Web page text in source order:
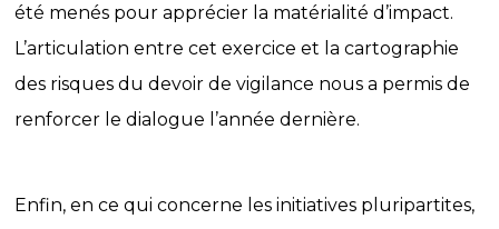
été menés pour apprécier la matérialité d’impact.
L’articulation entre cet exercice et la cartographie
des risques du devoir de vigilance nous a permis de
renforcer le dialogue l’année dernière.
Enfin, en ce qui concerne les initiatives pluripartites,